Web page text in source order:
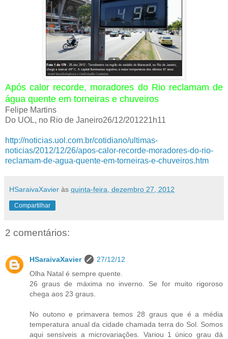
Após calor recorde, moradores do Rio reclamam de
água quente em torneiras e chuveiros
Felipe Martins
Do UOL, no Rio de Janeiro26/12/201221h11
http://noticias.uol.com.br/cotidiano/ultimas-
noticias/2012/12/26/apos-calor-recorde-moradores-do-rio-
reclamam-de-agua-quente-em-torneiras-e-chuveiros.htm
HSaraivaXavier às quinta-feira, dezembro 27, 2012
Compartilhar
2 comentários:
HSaraivaXavier
27/12/12
Olha Natal é sempre quente.
26 graus de máxima no inverno. Se for muito rigoroso
chega aos 23 graus.
No outono e primavera temos 28 graus que é a média
temperatura anual da cidade chamada terra do Sol. Somos
aqui sensíveis a microvariações. Variou 1 único grau dá